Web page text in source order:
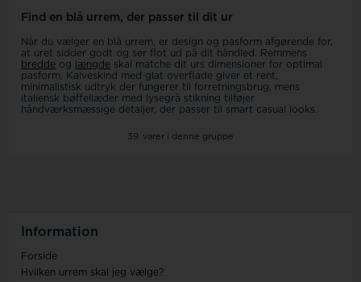
Find en blå urrem, der passer til dit ur
Når du vælger en blå urrem, er design og pasform afgørende for,
at uret sidder godt og ser flot ud på dit håndled. Remmens
bredde og længde skal matche dit urs dimensioner for optimal
pasform. Kalveskind med glat overflade giver et rent,
minimalistisk udtryk der fungerer til forretningsbrug, mens
italiensk bøffellæder med lysegrå stikning tilføjer
håndværksmæssige detaljer, der passer til smart casual looks.
39 varer i denne gruppe
Information
Forside
Hvilken urrem skal jeg vælge?